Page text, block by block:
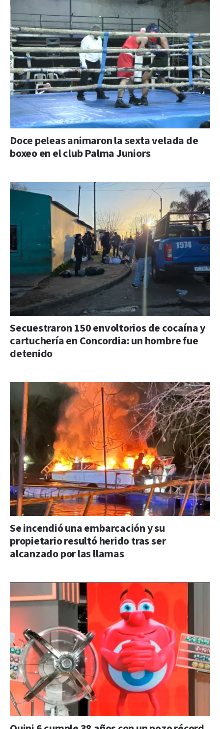
Doce peleas animaron la sexta velada de
boxeo en el club Palma Juniors
Secuestraron 150 envoltorios de cocaína y
cartuchería en Concordia: un hombre fue
detenido
Se incendió una embarcación y su
propietario resultó herido tras ser
alcanzado por las llamas